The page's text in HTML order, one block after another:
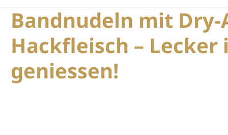
Bandnudeln mit Dry-
Hackfleisch –
geniessen!